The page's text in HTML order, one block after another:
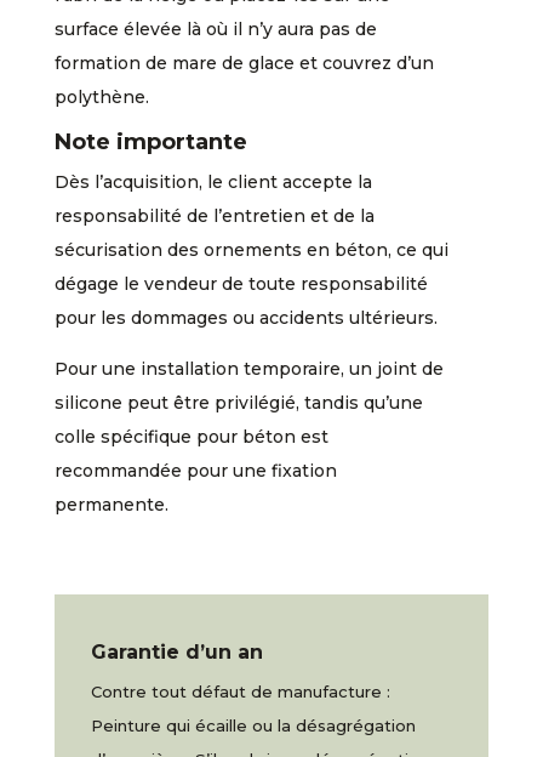
surface élevée là où il n’y aura pas de
formation de mare de glace et couvrez d’un
polythène.
Note importante
Dès l’acquisition, le client accepte la
responsabilité de l’entretien et de la
sécurisation des ornements en béton, ce qui
dégage le vendeur de toute responsabilité
pour les dommages ou accidents ultérieurs.
Pour une installation temporaire, un joint de
silicone peut être privilégié, tandis qu’une
colle spécifique pour béton est
recommandée pour une fixation
permanente.
Garantie d’un an
Contre tout défaut de manufacture :
Peinture qui écaille ou la désagrégation